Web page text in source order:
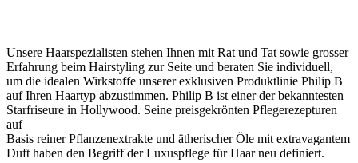
Unsere Haarspezialisten stehen Ihnen mit Rat und Tat sowie grosser
Erfahrung beim Hairstyling zur Seite und beraten Sie individuell,
um die idealen Wirkstoffe unserer exklusiven Produktlinie Philip B
auf Ihren Haartyp abzustimmen. Philip B ist einer der bekanntesten
Starfriseure in Hollywood. Seine preisgekrönten Pflegerezepturen
auf
Basis reiner Pflanzenextrakte und ätherischer Öle mit extravagantem
Duft haben den Begriff der Luxuspflege für Haar neu definiert.